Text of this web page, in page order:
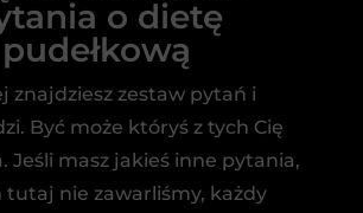
o dietę
pudełkową
znajdziesz zestaw pytań i
Być może któryś z tych Cię
Jeśli masz jakieś inne pytania,
tutaj nie zawarliśmy, każdy